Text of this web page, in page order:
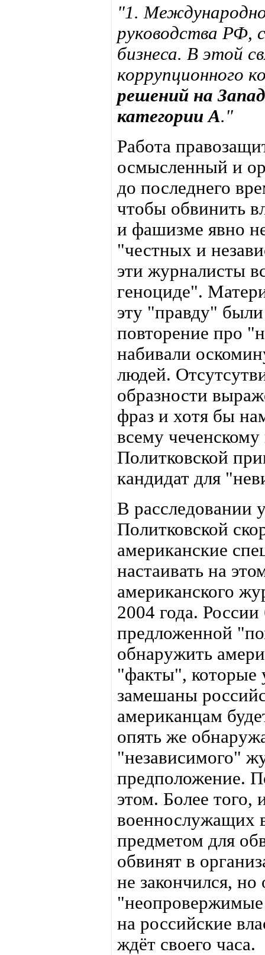
"1.
руководства РФ,
бизнеса. В этой
коррупционного
решений на
категории А."
Работа
осмысленный и
до последнего
чтобы обвинить
и фашизме явно
"честных и
эти журналисты
геноциде".
эту "правду"
повторение про
набивали
людей.
образности
фраз и хотя бы
всему
Политковской
кандидат для
В расследовании
Политковской
американские
настаивать на
американского
2004 года. России
предложенной
обнаружить
"факты", которые
замешаны
американцам
опять же
"независимого"
предположение.
этом. Более того,
военнослужащих
предметом для
обвинят в
не закончился,
на российские
ждёт своего часа.